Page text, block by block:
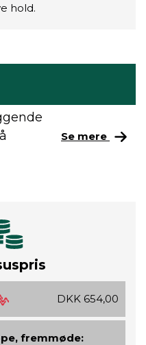
hold.
Se mere
DKK 654,00
fremmøde: